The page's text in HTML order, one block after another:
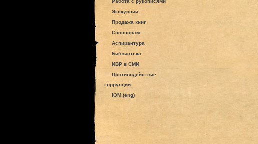
Экскурсии
Продажа книг
Спонсорам
Аспирантура
Библиотека
ИВР в СМИ
Противодействие
коррупции
IOM (eng)